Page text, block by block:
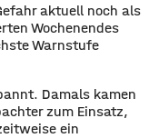
aktuell noch als
Wochenendes
Warnstufe
Damals kamen
zum Einsatz,
ein